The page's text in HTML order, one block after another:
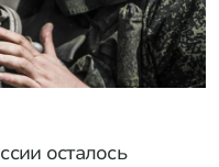
осталось